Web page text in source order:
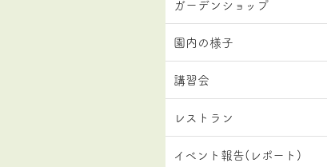
ガーデンショップ
園内の様子
講習会
レストラン
イベント報告(レポート)